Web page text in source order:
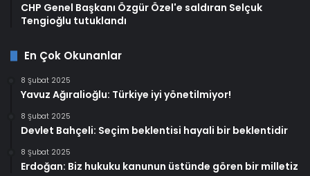
CHP Genel Başkanı Özgür Özel'e saldıran Selçuk
Tengioğlu tutuklandı
En Çok Okunanlar
8 Şubat 2025
Yavuz Ağıralioğlu: Türkiye iyi yönetilmiyor!
8 Şubat 2025
Devlet Bahçeli: Seçim beklentisi hayali bir beklentidir
8 Şubat 2025
Erdoğan: Biz hukuku kanunun üstünde gören bir milletiz